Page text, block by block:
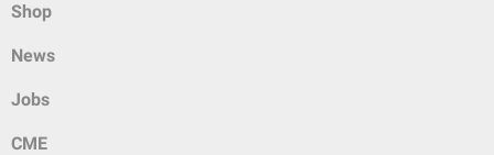
Shop
News
Jobs
CME